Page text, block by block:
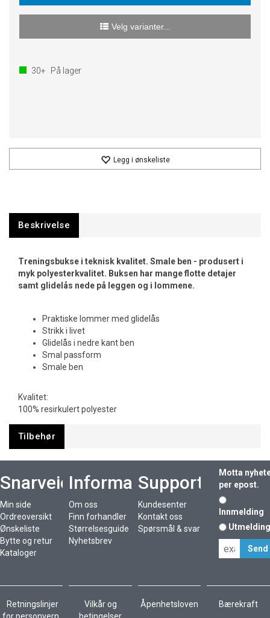
Velg varianter...
30+ På lager
Legg i ønskeliste
Beskrivelse
Treningsbukse i teknisk kvalitet. Smale ben - produsert i
myk polyesterkvalitet. Buksen har mange flotte detajer
samt glidelås nede på leggen og i lommene.
Praktiske lommer med glidelås
Strikk i livet
Glidelås i nedre kant ben
Smal passform
Smale ben
Kvalitet:
100% resirkulert polyester
Tilbehør
Snarveier
Min side
Ordreoversikt
Ønskeliste
Bytte og retur
Kataloger
Informasjon
Om oss
Finn forhandler
Størrelsesguide
Nyhetsbrev
Support
Kundesenter
Kontakt oss
Spørsmål & svar
Motta
per epost.
Innmelding
Retningslinjer
Vilkår og
Åpenhetsloven Bærekraft